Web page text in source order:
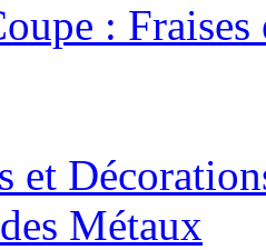
: Fraises
et
Métaux